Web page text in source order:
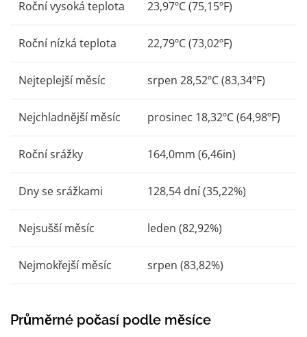
Roční vysoká teplota 23,97ºC (75,15ºF)
Roční nízká teplota 22,79ºC (73,02ºF)
Nejteplejší měsíc srpen 28,52ºC (83,34ºF)
Nejchladnější měsíc prosinec 18,32ºC (64,98ºF)
Roční srážky 164,0mm (6,46in)
Dny se srážkami 128,54 dní (35,22%)
Nejsušší měsíc leden (82,92%)
Nejmokřejší měsíc srpen (83,82%)
Průměrné počasí podle měsíce